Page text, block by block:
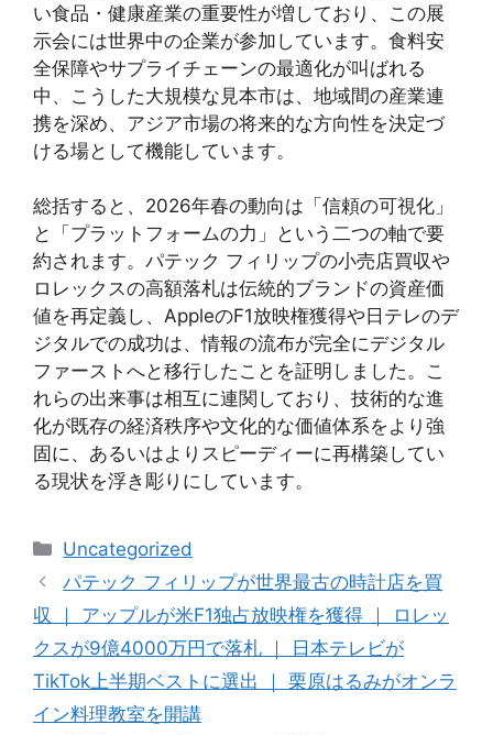
い食品・健康産業の重要性が増しており、この展
示会には世界中の企業が参加しています。食料安
全保障やサプライチェーンの最適化が叫ばれる
中、こうした大規模な見本市は、地域間の産業連
携を深め、アジア市場の将来的な方向性を決定づ
ける場として機能しています。
総括すると、2026年春の動向は「信頼の可視化」
と「プラットフォームの力」という二つの軸で要
約されます。パテック フィリップの小売店買収や
ロレックスの高額落札は伝統的ブランドの資産価
値を再定義し、AppleのF1放映権獲得や日テレのデ
ジタルでの成功は、情報の流布が完全にデジタル
ファーストへと移行したことを証明しました。こ
れらの出来事は相互に連関しており、技術的な進
化が既存の経済秩序や文化的な価値体系をより強
固に、あるいはよりスピーディーに再構築してい
る現状を浮き彫りにしています。
Categories
Uncategorized
パテック フィリップが世界最古の時計店を買
収 ｜ アップルが米F1独占放映権を獲得 ｜ ロレッ
クスが9億4000万円で落札 ｜ 日本テレビが
TikTok上半期ベストに選出 ｜ 栗原はるみがオンラ
イン料理教室を開講